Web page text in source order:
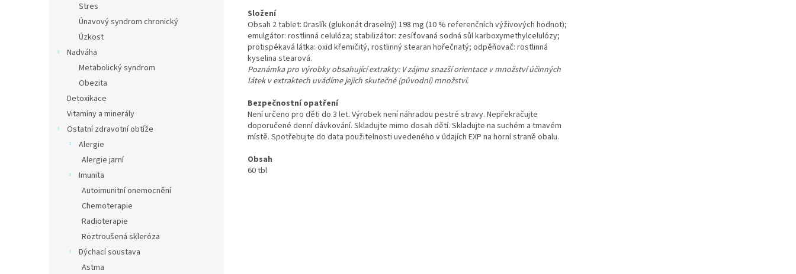
Stres
Únavový syndrom chronický
Úzkost
Nadváha
Metabolický syndrom
Obezita
Detoxikace
Vitamíny a minerály
Ostatní zdravotní obtíže
Alergie
Alergie jarní
Imunita
Autoimunitní onemocnění
Chemoterapie
Radioterapie
Roztroušená skleróza
Dýchací soustava
Astma
Složení
Obsah 2 tablet: Draslík (glukonát draselný) 198 mg (10 % referenčních výživových hodnot);
emulgátor: rostlinná celulóza; stabilizátor: zesíťovaná sodná sůl karboxymethylcelulózy;
protispékavá látka: oxid křemičitý, rostlinný stearan hořečnatý; odpěňovač: rostlinná
kyselina stearová.
Poznámka pro výrobky obsahující extrakty: V zájmu snazší orientace v množství účinných
látek v extraktech uvádíme jejich skutečné (původní) množství.
Bezpečnostní opatření
Není určeno pro děti do 3 let. Výrobek není náhradou pestré stravy. Nepřekračujte
doporučené denní dávkování. Skladujte mimo dosah dětí. Skladujte na suchém a tmavém
místě. Spotřebujte do data použitelnosti uvedeného v údajích EXP na horní straně obalu.
Obsah
60 tbl